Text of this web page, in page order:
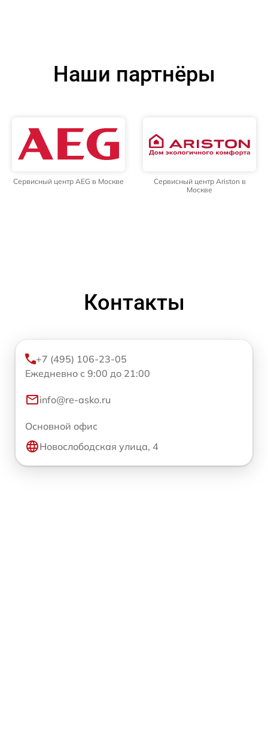
Наши партнёры
Сервисный центр AEG в Москве
Сервисный центр Ariston в
Москве
Контакты
+7 (495) 106-23-05
Ежедневно с 9:00 до 21:00
info@re-asko.ru
Основной офис
Новослободская улица, 4